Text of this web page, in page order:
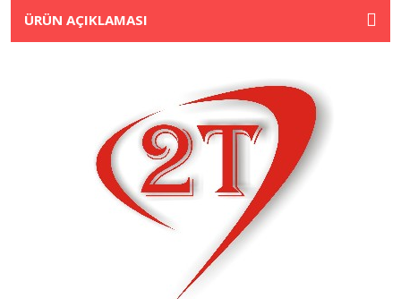
ÜRÜN AÇIKLAMASI